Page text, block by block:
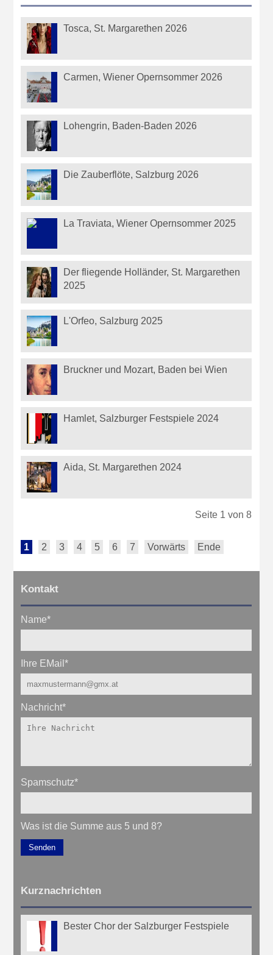
Tosca, St. Margarethen 2026
Carmen, Wiener Opernsommer 2026
Lohengrin, Baden-Baden 2026
Die Zauberflöte, Salzburg 2026
La Traviata, Wiener Opernsommer 2025
Der fliegende Holländer, St. Margarethen
2025
L'Orfeo, Salzburg 2025
Bruckner und Mozart, Baden bei Wien
Hamlet, Salzburger Festspiele 2024
Aida, St. Margarethen 2024
Seite 1 von 8
1 2 3 4 5 6 7 Vorwärts Ende
Kontakt
Name*
Ihre EMail*
Nachricht*
Spamschutz*
Was ist die Summe aus 5 und 8?
Senden
Kurznachrichten
Bester Chor der Salzburger Festspiele